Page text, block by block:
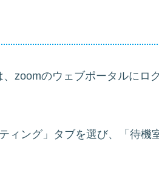
zoomのウェブポータルにロ
ィング」タブを選び、「待機